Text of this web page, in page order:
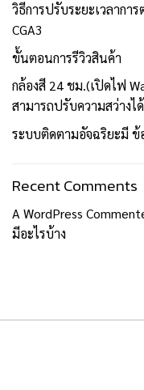
วิธีการปรับระยะเวลากา
CGA3
ขั้นตอนการรีวิวสินค้า
กล้องสี 24 ชม.(เปิดไฟ
สามารถปรับความสว่างไ
ระบบติดตามอัจฉริยะมี ข้
Recent Comments
A WordPress
มีอะไรบ้าง